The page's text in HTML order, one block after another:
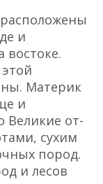
и
Материк
и
Великие от-
сухим
пород.
и лесов